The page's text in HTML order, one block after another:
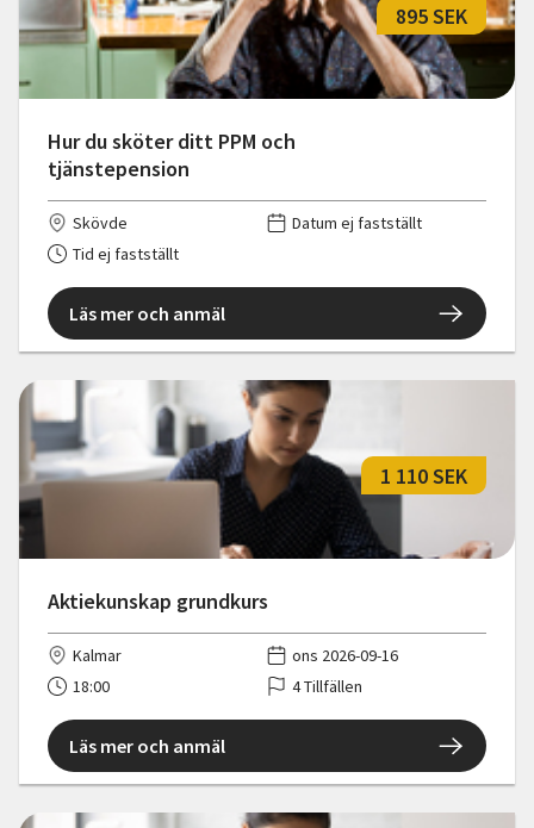
Hur du sköter ditt PPM och
tjänstepension
895 SEK
Skövde
Datum ej fastställt
Tid ej fastställt
Läs mer och anmäl
Aktiekunskap grundkurs
1 110 SEK
Kalmar
ons 2026-09-16
18:00
4 Tillfällen
Läs mer och anmäl